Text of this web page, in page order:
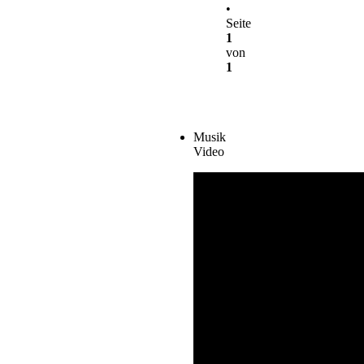
•
Seite
1
von
1
Musik
Video